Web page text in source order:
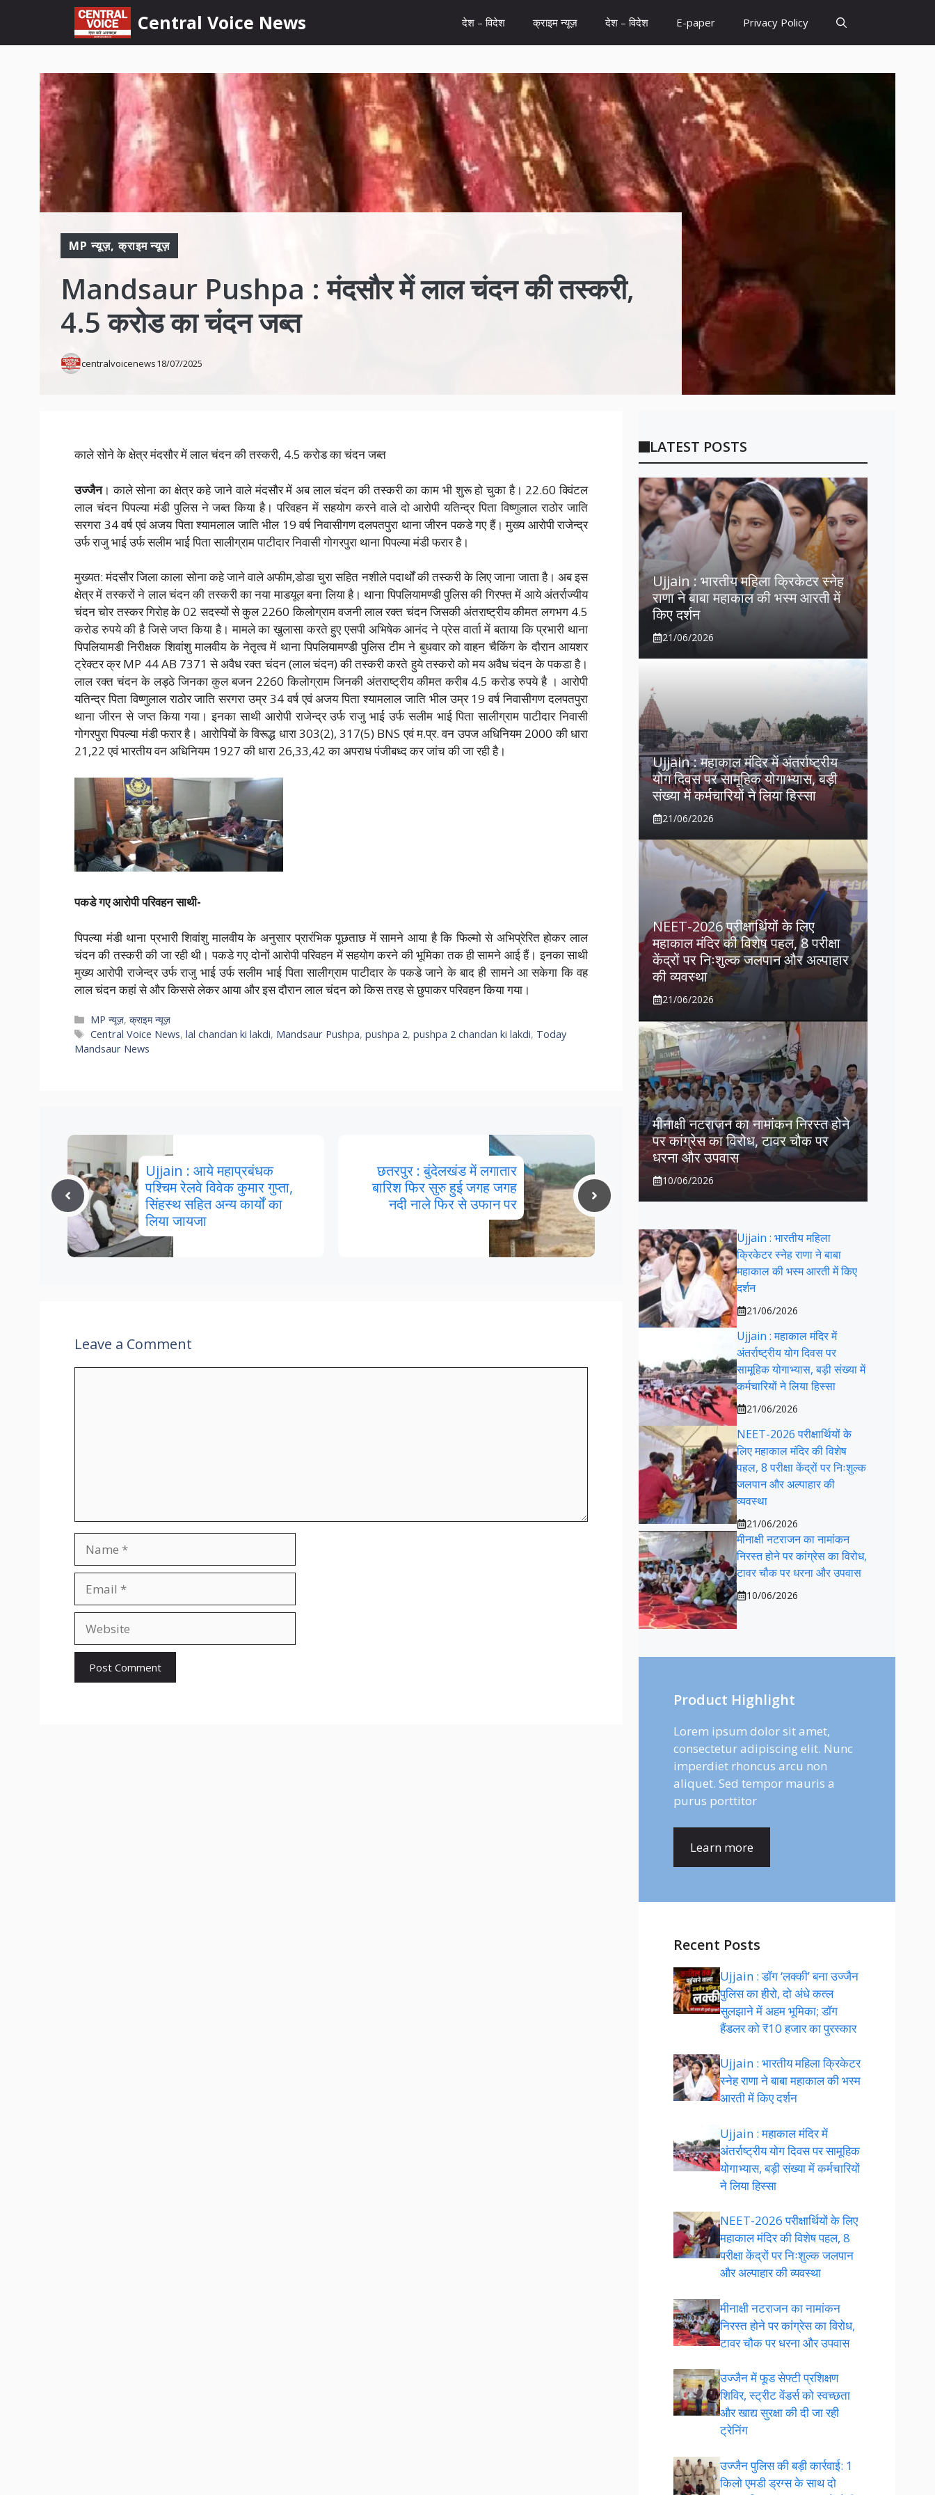
content
Central Voice News देश – विदेश क्राइम न्यूज़ देश – विदेश E-paper Privacy Policy
MP न्यूज़,क्राइम न्यूज़
Mandsaur Pushpa : मंदसौर में लाल चंदन की तस्करी,
4.5 करोड का चंदन जब्त
centralvoicenews18/07/2025
काले सोने के क्षेत्र मंदसौर में लाल चंदन की तस्करी, 4.5 करोड का चंदन जब्त
उज्जैन। काले सोना का क्षेत्र कहे जाने वाले मंदसौर में अब लाल चंदन की तस्करी का काम भी शुरू हो चुका है। 22.60 क्विंटल
लाल चंदन पिपल्या मंडी पुलिस ने जब्त किया है। परिवहन में सहयोग करने वाले दो आरोपी यतिन्द्र पिता विष्णुलाल राठोर जाति
सरगरा 34 वर्ष एवं अजय पिता श्यामलाल जाति भील 19 वर्ष निवासीगण दलपतपुरा थाना जीरन पकडे गए हैं। मुख्य आरोपी राजेन्द्र
उर्फ राजु भाई उर्फ सलीम भाई पिता सालीग्राम पाटीदार निवासी गोगरपुरा थाना पिपल्या मंडी फरार है।
मुख्यत: मंदसौर जिला काला सोना कहे जाने वाले अफीम,डोडा चुरा सहित नशीले पदार्थों की तस्करी के लिए जाना जाता है। अब इस
क्षेत्र में तस्करों ने लाल चंदन की तस्करी का नया माडयूल बना लिया है। थाना पिपलियामण्डी पुलिस की गिरफ्त में आये अंतर्राज्यीय
चंदन चोर तस्कर गिरोह के 02 सदस्यों से कुल 2260 किलोग्राम वजनी लाल रक्त चंदन जिसकी अंतराष्ट्रीय कीमत लगभग 4.5
करोड रुपये की है जिसे जप्त किया है। मामले का खुलासा करते हुए एसपी अभिषेक आनंद ने प्रेस वार्ता में बताया कि प्रभारी थाना
पिपलियामडी निरीक्षक शिवांशु मालवीय के नेतृत्व में थाना पिपलियामण्डी पुलिस टीम ने बुधवार को वाहन चैकिंग के दौरान आयशर
ट्रेक्टर क्र MP 44 AB 7371 से अवैध रक्त चंदन (लाल चंदन) की तस्करी करते हुये तस्करो को मय अवैध चंदन के पकडा है।
लाल रक्त चंदन के लड्ठे जिनका कुल बजन 2260 किलोग्राम जिनकी अंतराष्ट्रीय कीमत करीब 4.5 करोड रुपये है । आरोपी
यतिन्द्र पिता विष्णुलाल राठोर जाति सरगरा उम्र 34 वर्ष एवं अजय पिता श्यामलाल जाति भील उम्र 19 वर्ष निवासीगण दलपतपुरा
थाना जीरन से जप्त किया गया। इनका साथी आरोपी राजेन्द्र उर्फ राजु भाई उर्फ सलीम भाई पिता सालीग्राम पाटीदार निवासी
गोगरपुरा पिपल्या मंडी फरार है। आरोपियों के विरूद्ध धारा 303(2), 317(5) BNS एवं म.प्र. वन उपज अधिनियम 2000 की धारा
21,22 एवं भारतीय वन अधिनियम 1927 की धारा 26,33,42 का अपराध पंजीबध्द कर जांच की जा रही है।
पकडे गए आरोपी परिवहन साथी-
पिपल्या मंडी थाना प्रभारी शिवांशु मालवीय के अनुसार प्रारंभिक पूछताछ में सामने आया है कि फिल्मो से अभिप्रेरित होकर लाल
चंदन की तस्करी की जा रही थी। पकडे गए दोनों आरोपी परिवहन में सहयोग करने की भूमिका तक ही सामने आई हैं। इनका साथी
मुख्य आरोपी राजेन्द्र उर्फ राजु भाई उर्फ सलीम भाई पिता सालीग्राम पाटीदार के पकडे जाने के बाद ही सामने आ सकेगा कि वह
लाल चंदन कहां से और किससे लेकर आया और इस दौरान लाल चंदन को किस तरह से छुपाकर परिवहन किया गया।
Categories
MP न्यूज़,क्राइम न्यूज़
Tags
Central Voice News,lal chandan ki lakdi, Mandsaur Pushpa,pushpa 2,pushpa 2 chandan ki lakdi, Today
Mandsaur News
Ujjain : आये महाप्रबंधक
पश्चिम रेलवे विवेक कुमार गुप्‍ता,
सिंहस्‍थ सहित अन्‍य कार्यों का
लिया जायजा
छतरपुर : बुंदेलखंड में लगातार
बारिश फिर सुरु हुई जगह जगह
नदी नाले फिर से उफान पर
Leave a Comment
LATEST POSTS
Ujjain : भारतीय महिला क्रिकेटर स्नेह
राणा ने बाबा महाकाल की भस्म आरती में
किए दर्शन
21/06/2026
Ujjain : महाकाल मंदिर में अंतर्राष्ट्रीय
योग दिवस पर सामूहिक योगाभ्यास, बड़ी
संख्या में कर्मचारियों ने लिया हिस्सा
21/06/2026
NEET-2026 परीक्षार्थियों के लिए
महाकाल मंदिर की विशेष पहल, 8 परीक्षा
केंद्रों पर निःशुल्क जलपान और अल्पाहार
की व्यवस्था
21/06/2026
मीनाक्षी नटराजन का नामांकन निरस्त होने
पर कांग्रेस का विरोध, टावर चौक पर
धरना और उपवास
10/06/2026
Ujjain : भारतीय महिला
क्रिकेटर स्नेह राणा ने बाबा
महाकाल की भस्म आरती में किए
दर्शन
21/06/2026
Ujjain : महाकाल मंदिर में
अंतर्राष्ट्रीय योग दिवस पर
सामूहिक योगाभ्यास, बड़ी संख्या में
कर्मचारियों ने लिया हिस्सा
21/06/2026
NEET-2026 परीक्षार्थियों के
लिए महाकाल मंदिर की विशेष
पहल, 8 परीक्षा केंद्रों पर निःशुल्क
जलपान और अल्पाहार की
व्यवस्था
21/06/2026
मीनाक्षी नटराजन का नामांकन
निरस्त होने पर कांग्रेस का विरोध,
टावर चौक पर धरना और उपवास
10/06/2026
Product Highlight
Lorem ipsum dolor sit amet,
consectetur adipiscing elit. Nunc
imperdiet rhoncus arcu non
aliquet. Sed tempor mauris a
purus porttitor
Learn more
Recent Posts
Ujjain : डॉग ‘लक्की’ बना उज्जैन
पुलिस का हीरो, दो अंधे कत्ल
सुलझाने में अहम भूमिका; डॉग
हैंडलर को ₹10 हजार का पुरस्कार
Ujjain : भारतीय महिला क्रिकेटर
स्नेह राणा ने बाबा महाकाल की भस्म
आरती में किए दर्शन
Ujjain : महाकाल मंदिर में
अंतर्राष्ट्रीय योग दिवस पर सामूहिक
योगाभ्यास, बड़ी संख्या में कर्मचारियों
ने लिया हिस्सा
NEET-2026 परीक्षार्थियों के लिए
महाकाल मंदिर की विशेष पहल, 8
परीक्षा केंद्रों पर निःशुल्क जलपान
और अल्पाहार की व्यवस्था
मीनाक्षी नटराजन का नामांकन
निरस्त होने पर कांग्रेस का विरोध,
टावर चौक पर धरना और उपवास
उज्जैन में फूड सेफ्टी प्रशिक्षण
शिविर, स्ट्रीट वेंडर्स को स्वच्छता
और खाद्य सुरक्षा की दी जा रही
ट्रेनिंग
उज्जैन पुलिस की बड़ी कार्रवाई: 1
किलो एमडी ड्रग्स के साथ दो